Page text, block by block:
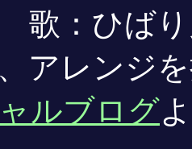
歌：ひばり
アレンジ
ルブログ